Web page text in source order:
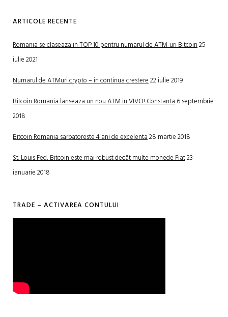
ARTICOLE RECENTE
Romania se claseaza in TOP 10 pentru numarul de ATM-uri Bitcoin25
iulie 2021
Numarul de ATMuri crypto – in continua crestere22 iulie 2019
Bitcoin Romania lanseaza un nou ATM in VIVO! Constanta6 septembrie
2018
Bitcoin Romania sarbatoreste 4 ani de excelenta28 martie 2018
St. Louis Fed: Bitcoin este mai robust decât multe monede Fiat23
ianuarie 2018
TRADE – ACTIVAREA CONTULUI